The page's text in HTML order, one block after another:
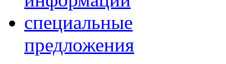
специальные
предложения